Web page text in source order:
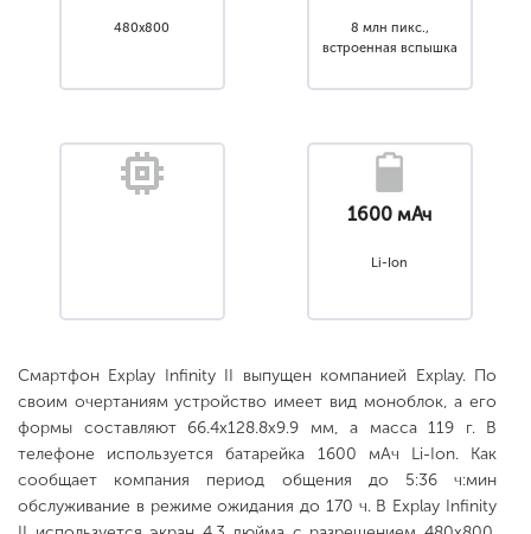
480x800
8 млн пикс.,
встроенная вспышка
1600 мАч
Li-Ion
Смартфон Explay Infinity II выпущен компанией Explay. По
своим очертаниям устройство имеет вид моноблок, а его
формы составляют 66.4x128.8x9.9 мм, а масса 119 г. В
телефоне используется батарейка 1600 мАч Li-Ion. Как
сообщает компания период общения до 5:36 ч:мин
обслуживание в режиме ожидания до 170 ч. В Explay Infinity